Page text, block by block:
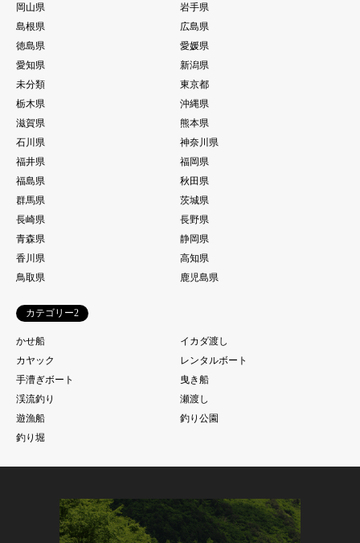
岡山県
岩手県
島根県
広島県
徳島県
愛媛県
愛知県
新潟県
未分類
東京都
栃木県
沖縄県
滋賀県
熊本県
石川県
神奈川県
福井県
福岡県
福島県
秋田県
群馬県
茨城県
長崎県
長野県
青森県
静岡県
香川県
高知県
鳥取県
鹿児島県
カテゴリー2
かせ船
イカダ渡し
カヤック
レンタルボート
手漕ぎボート
曳き船
渓流釣り
瀬渡し
遊漁船
釣り公園
釣り堀